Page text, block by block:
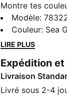
Montre tes
supporters
Suisse allie la
Nati. Que tu sois
GESTION DE
dryCELL
Modèle:
Couleur: Sea
LIRE PLUS
Expédition
Livraison
Livré sous 2-4